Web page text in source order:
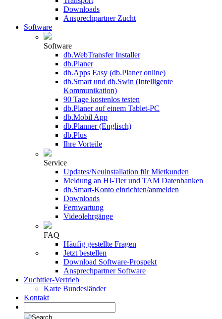
Downloads
Ansprechpartner Zucht
Software
Software
db.WebTransfer Installer
db.Planer
db.Apps Easy (db.Planer online)
db.Smart und db.Swin (Intelligente
Kommunikation)
90 Tage kostenlos testen
db.Planer auf einem Tablet-PC
db.Mobil App
db.Planner (Englisch)
db.Plus
Ihre Vorteile
Service
Updates/Neuinstallation für Mietkunden
Meldung an HI-Tier und TAM Datenbanken
db.Smart-Konto einrichten/anmelden
Downloads
Fernwartung
Videolehrgänge
FAQ
Häufig gestellte Fragen
Jetzt bestellen
Download Software-Prospekt
Ansprechpartner Software
Zuchttier-Vertrieb
Karte Bundesländer
Kontakt